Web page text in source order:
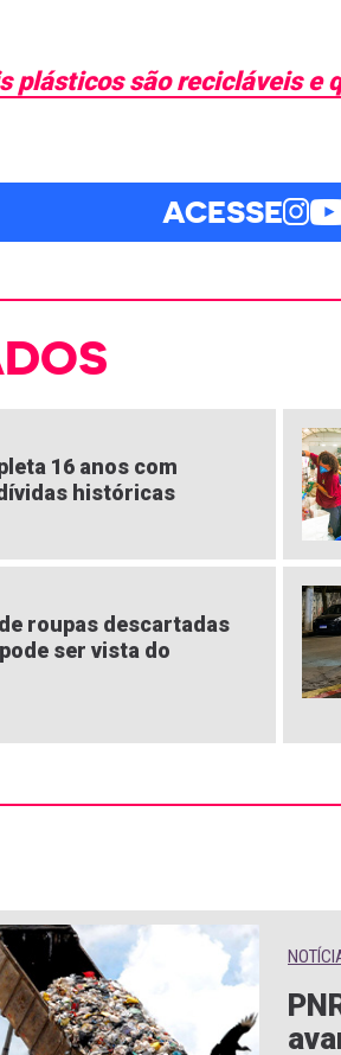
plásticos são recicláveis e
ACESSE
16 anos com
históricas
roupas descartadas
ser vista do